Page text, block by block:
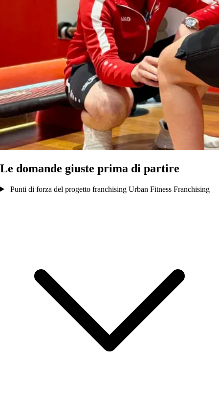
Le domande giuste prima di partire
Punti di forza del progetto franchising Urban Fitness Franchising